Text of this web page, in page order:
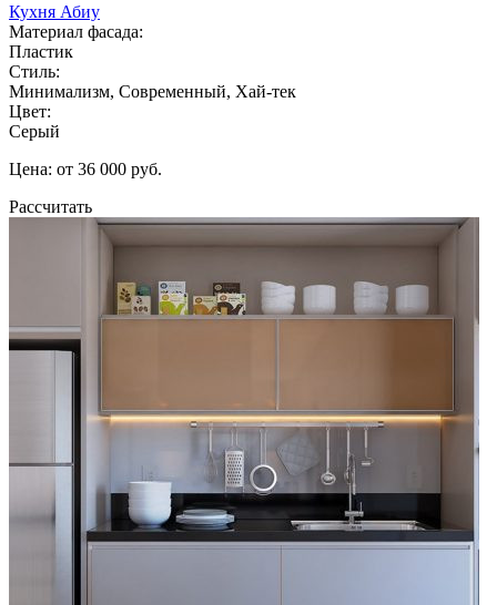
Кухня Абиу
Материал фасада:
Пластик
Стиль:
Минимализм, Современный, Хай-тек
Цвет:
Серый
Цена: от 36 000 руб.
Рассчитать